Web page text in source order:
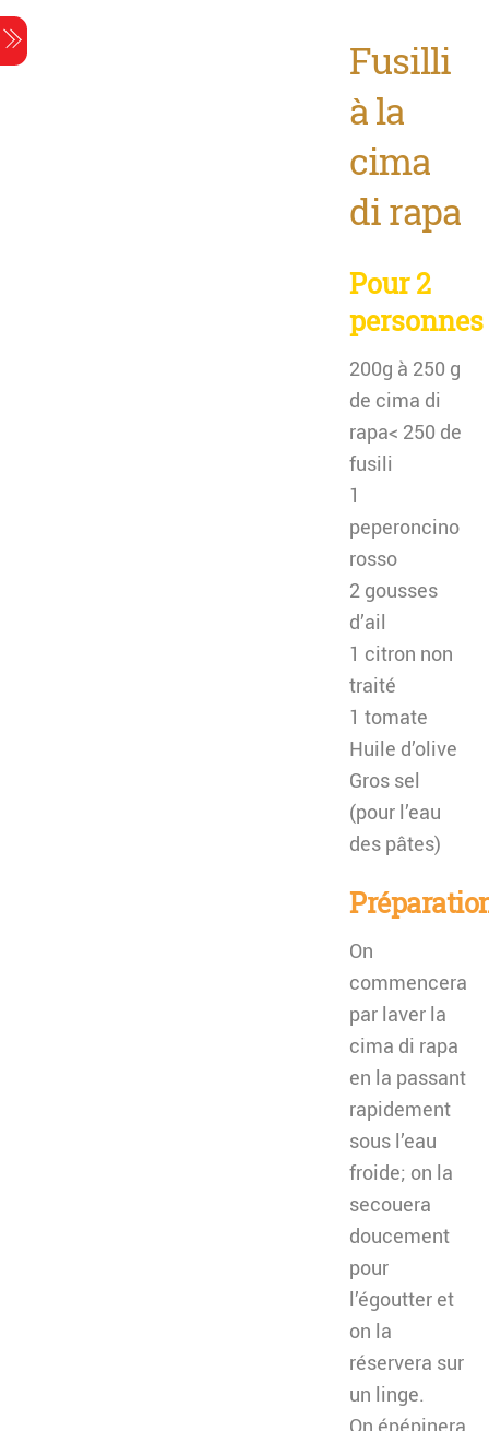
Skip
to
Fusilli
à la
cima
di rapa
Pour 2
personnes
200g à 250 g
de cima di
rapa< 250 de
fusili
1
peperoncino
rosso
2 gousses
d’ail
1 citron non
traité
1 tomate
Huile d’olive
Gros sel
(pour l’eau
des pâtes)
On
commencera
par laver la
cima di rapa
en la passant
rapidement
sous l’eau
froide; on la
secouera
doucement
pour
l’égoutter et
on la
réservera sur
un linge.